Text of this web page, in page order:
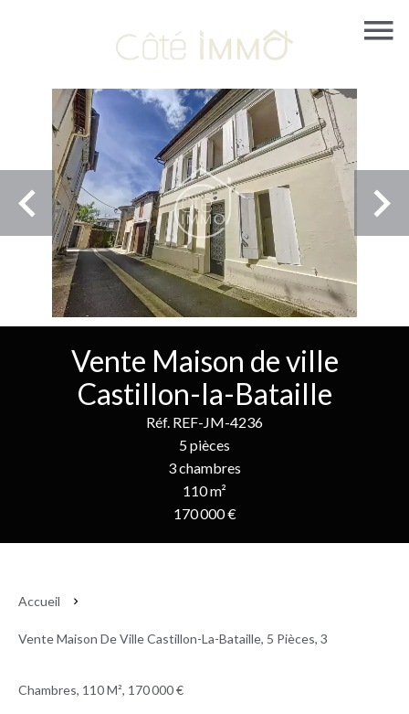
Vente Maison de ville
Castillon-la-Bataille
Réf. REF-JM-4236
5 pièces
3 chambres
110 m²
170 000 €
Accueil
Vente Maison De Ville Castillon-La-Bataille, 5 Pièces, 3
Chambres, 110 M², 170 000 €